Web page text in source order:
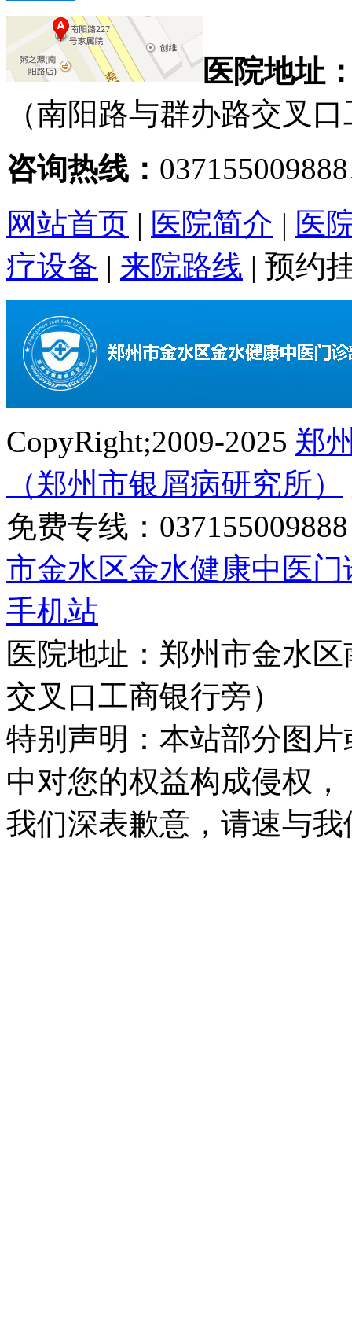
医院地址
（南阳路与群办路交叉
咨询热线：
网站首页 | 医院简介 | 医
疗设备 | 来院路线 | 预约
CopyRight;2009-2025 郑
（郑州市银屑病研究所）
免费专线：
市金水区金水健康中医
手机站
医院地址：郑州市金水
交叉口工商银行旁）
特别声明：本站部分图
中对您的权益构成侵权，
我们深表歉意，请速与